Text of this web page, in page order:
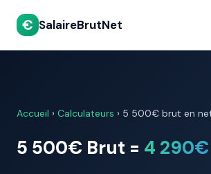
€ SalaireBrutNet
Accueil › Calculateurs › 5 500€ brut en
5 500€ Brut = 4